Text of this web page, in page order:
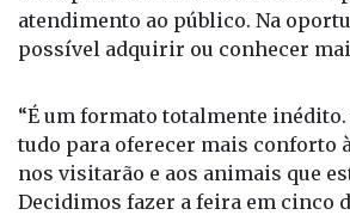
tudo para oferecer mais conforto
nos visitarão e aos animais que
questão de bem-estar. Os animais
ficar tanto tempo no curral, com
e interagindo o dia todo. Serão
negócios e conhecimento. O